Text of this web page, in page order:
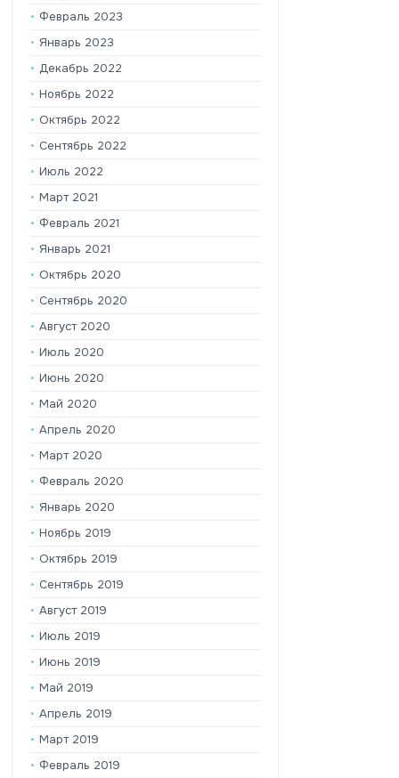
Февраль 2023
Январь 2023
Декабрь 2022
Ноябрь 2022
Октябрь 2022
Сентябрь 2022
Июль 2022
Март 2021
Февраль 2021
Январь 2021
Октябрь 2020
Сентябрь 2020
Август 2020
Июль 2020
Июнь 2020
Май 2020
Апрель 2020
Март 2020
Февраль 2020
Январь 2020
Ноябрь 2019
Октябрь 2019
Сентябрь 2019
Август 2019
Июль 2019
Июнь 2019
Май 2019
Апрель 2019
Март 2019
Февраль 2019